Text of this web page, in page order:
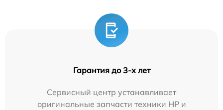
Гарантия до 3-х лет
Сервисный центр устанавливает
оригинальные запчасти техники HP и